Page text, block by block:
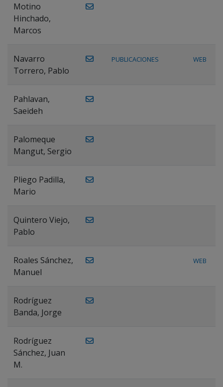
Motino
Hinchado,
Marcos
Navarro
Torrero, Pablo
PUBLICACIONES WEB
Pahlavan,
Saeideh
Palomeque
Mangut, Sergio
Pliego Padilla,
Mario
Quintero Viejo,
Pablo
Roales Sánchez,
Manuel
WEB
Rodríguez
Banda, Jorge
Rodríguez
Sánchez, Juan
M.